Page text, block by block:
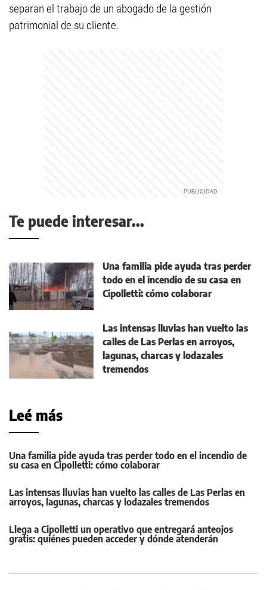
separan el trabajo de un abogado de la gestión
patrimonial de su cliente.
Te puede interesar...
Una familia pide ayuda tras perder
todo en el incendio de su casa en
Cipolletti: cómo colaborar
Las intensas lluvias han vuelto las
calles de Las Perlas en arroyos,
lagunas, charcas y lodazales
tremendos
Leé más
Una familia pide ayuda tras perder todo en el incendio de
su casa en Cipolletti: cómo colaborar
Las intensas lluvias han vuelto las calles de Las Perlas en
arroyos, lagunas, charcas y lodazales tremendos
Llega a Cipolletti un operativo que entregará anteojos
gratis: quiénes pueden acceder y dónde atenderán